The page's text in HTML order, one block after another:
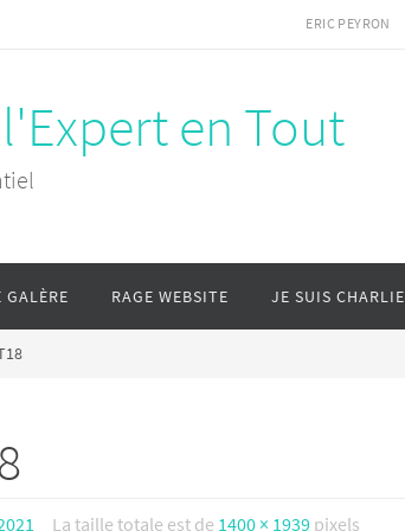
ERIC PEYRON
en Tout
GALÈRE RAGE WEBSITE JE SUIS CHARLIE
La taille totale est de 1400 × 1939 pixels